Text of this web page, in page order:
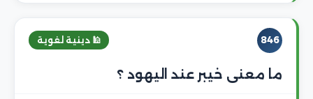
846 🕌 دينية لغوية
ما معنى خيبر عند اليهود ؟